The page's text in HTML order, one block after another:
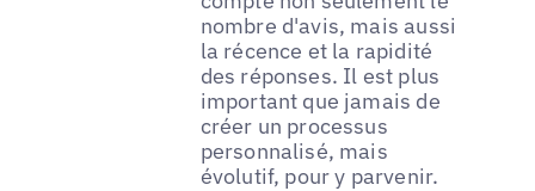
nombre d'avis, mais aussi
la récence et la rapidité
des réponses. Il est plus
important que jamais de
créer un processus
personnalisé, mais
évolutif, pour y parvenir.